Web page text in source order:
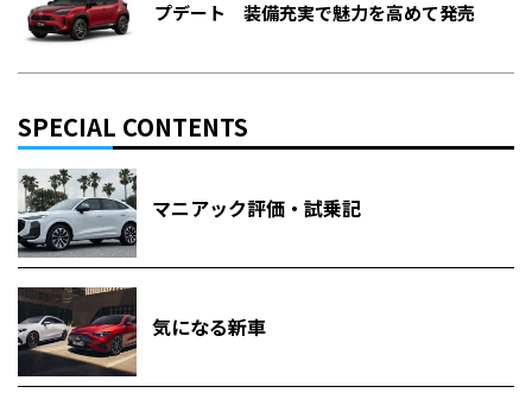
プデート 装備充実で魅力を高めて発売
SPECIAL CONTENTS
マニアック評価・試乗記
気になる新車